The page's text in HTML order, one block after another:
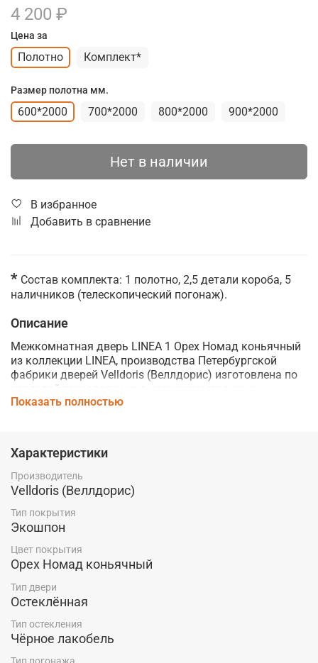
4 200 ₽
Цена за
Полотно Комплект*
Размер полотна мм.
600*2000 700*2000 800*2000 900*2000
Нет в наличии
В избранное
Добавить в сравнение
* Состав комплекта: 1 полотно, 2,5 детали короба, 5
наличников (телескопический погонаж).
Описание
Межкомнатная дверь LINEA 1 Орех Номад коньячный
из коллекции LINEA, производства Петербургской
фабрики дверей Velldoris (Веллдорис) изготовлена по
царговой технологии из высококачественных,
современных материалов.
хорошим выбором для любого помещения.
Стекло Чёрное лакобель придает модели
элегантность.
Телескопический тип погонажа обеспечивает простоту
установки.
Купить межкомнатную дверь LINEA 1 Орех Номад
коньячный от фабрики дверей
производителя со склада в Красноярске Вы можете в
магазине компании "Ярдеко".
Показать полностью
Характеристики
Производитель
Velldoris (Веллдорис)
Тип покрытия
Экошпон
Цвет покрытия
Орех Номад коньячный
Тип двери
Остеклённая
Тип остекления
Чёрное лакобель